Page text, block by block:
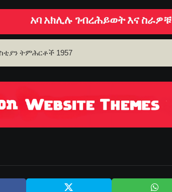
አባ አክሊሉ ገብረሕይወት እና ስራዎቹ
ትምሕርቶች 1957